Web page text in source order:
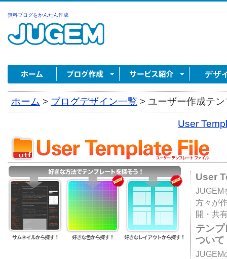
無料ブログをかんたん作成
ホーム > ブログデザイン一覧 > ユーザー作成テ
User
User
JUGEM
方々が
開・共
テン
ついて
JUGEM